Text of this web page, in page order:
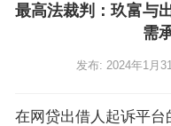
最高法裁判：玖富与
需
发布: 2024年1月
在网贷出借人起诉平